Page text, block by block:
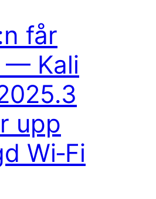
får
— Kali
upp
Wi‑Fi